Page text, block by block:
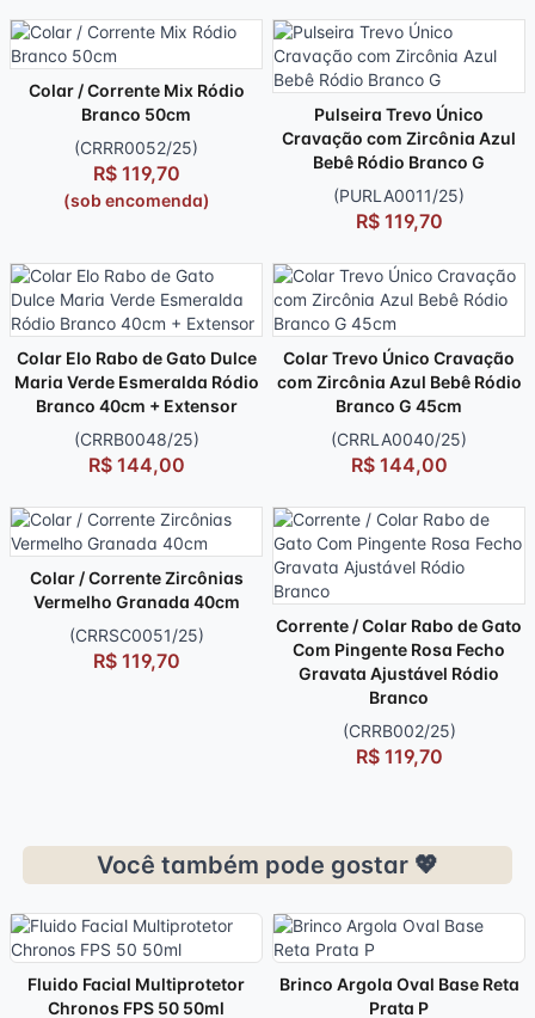
Colar / Corrente Mix Ródio
Branco 50cm
(CRRR0052/25)
R$ 119,70
(sob encomenda)
Pulseira Trevo Único
Cravação com Zircônia Azul
Bebê Ródio Branco G
(PURLA0011/25)
R$ 119,70
Colar Elo Rabo de Gato Dulce
Maria Verde Esmeralda Ródio
Branco 40cm + Extensor
(CRRB0048/25)
R$ 144,00
Colar Trevo Único Cravação
com Zircônia Azul Bebê Ródio
Branco G 45cm
(CRRLA0040/25)
R$ 144,00
Colar / Corrente Zircônias
Vermelho Granada 40cm
(CRRSC0051/25)
R$ 119,70
Corrente / Colar Rabo de Gato
Com Pingente Rosa Fecho
Gravata Ajustável Ródio
Branco
(CRRB002/25)
R$ 119,70
Você também pode gostar 💖
Fluido Facial Multiprotetor
Chronos FPS 50 50ml
Brinco Argola Oval Base Reta
Prata P